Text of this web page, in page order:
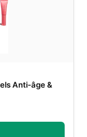
Anti-âge &